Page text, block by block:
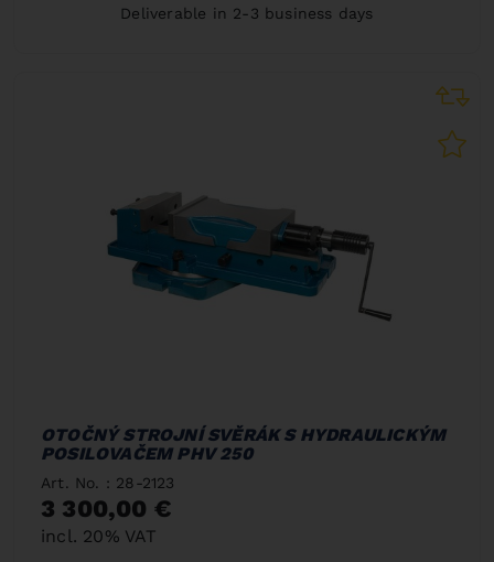
Deliverable in 2-3 business days
OTOČNÝ STROJNÍ SVĚRÁK S HYDRAULICKÝM
POSILOVAČEM PHV 250
Art. No. : 28-2123
3 300,00 €
incl. 20% VAT